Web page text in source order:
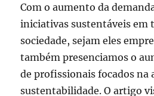
Com o aumento da
iniciativas sustentáveis em
sociedade, sejam eles
também presenciamos o
de profissionais focados na
sustentabilidade. O artigo